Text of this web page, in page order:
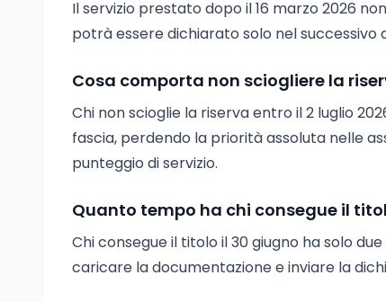
Il servizio prestato dopo il 16 marzo 2026
potrà essere dichiarato solo nel
Cosa comporta non sciogliere la
Chi non scioglie la riserva entro il 2 luglio
fascia, perdendo la priorità assoluta nelle
punteggio di servizio.
Quanto tempo ha chi consegue il
Chi consegue il titolo il 30 giugno ha solo
caricare la documentazione e inviare la